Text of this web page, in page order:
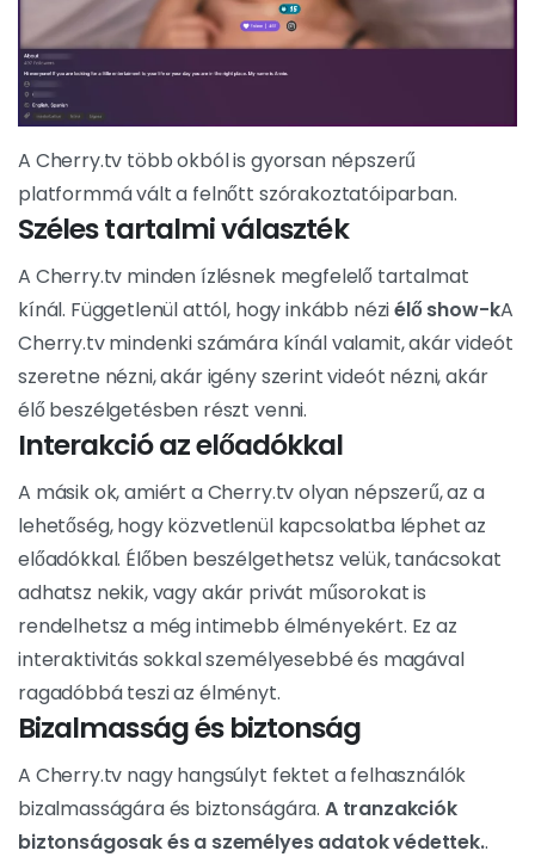
A Cherry.tv több okból is gyorsan népszerű
platformmá vált a felnőtt szórakoztatóiparban.
Széles tartalmi választék
A Cherry.tv minden ízlésnek megfelelő tartalmat
kínál. Függetlenül attól, hogy inkább néziélő show-kA
Cherry.tv mindenki számára kínál valamit, akár videót
szeretne nézni, akár igény szerint videót nézni, akár
élő beszélgetésben részt venni.
Interakció az előadókkal
A másik ok, amiért a Cherry.tv olyan népszerű, az a
lehetőség, hogy közvetlenül kapcsolatba léphet az
előadókkal. Élőben beszélgethetsz velük, tanácsokat
adhatsz nekik, vagy akár privát műsorokat is
rendelhetsz a még intimebb élményekért. Ez az
interaktivitás sokkal személyesebbé és magával
ragadóbbá teszi az élményt.
Bizalmasság és biztonság
A Cherry.tv nagy hangsúlyt fektet a felhasználók
bizalmasságára és biztonságára. A tranzakciók
biztonságosak és a személyes adatok védettek..